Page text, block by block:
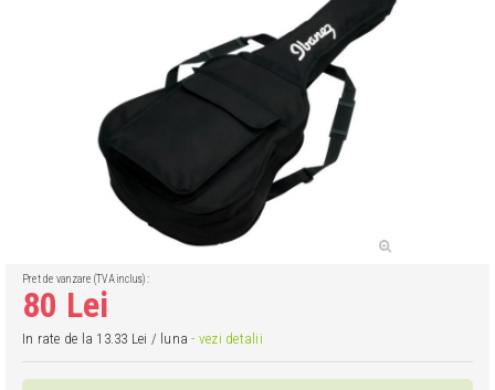
Pret de vanzare (TVA inclus):
80 Lei
In rate de la 13.33 Lei / luna- vezi detalii